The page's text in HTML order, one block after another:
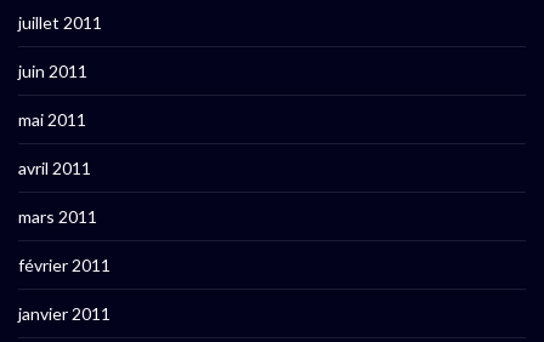
juillet 2011
juin 2011
mai 2011
avril 2011
mars 2011
février 2011
janvier 2011